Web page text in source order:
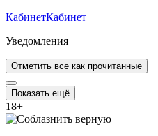
КабинетКабинет
Уведомления
Отметить все как прочитанные
Показать ещё
18+